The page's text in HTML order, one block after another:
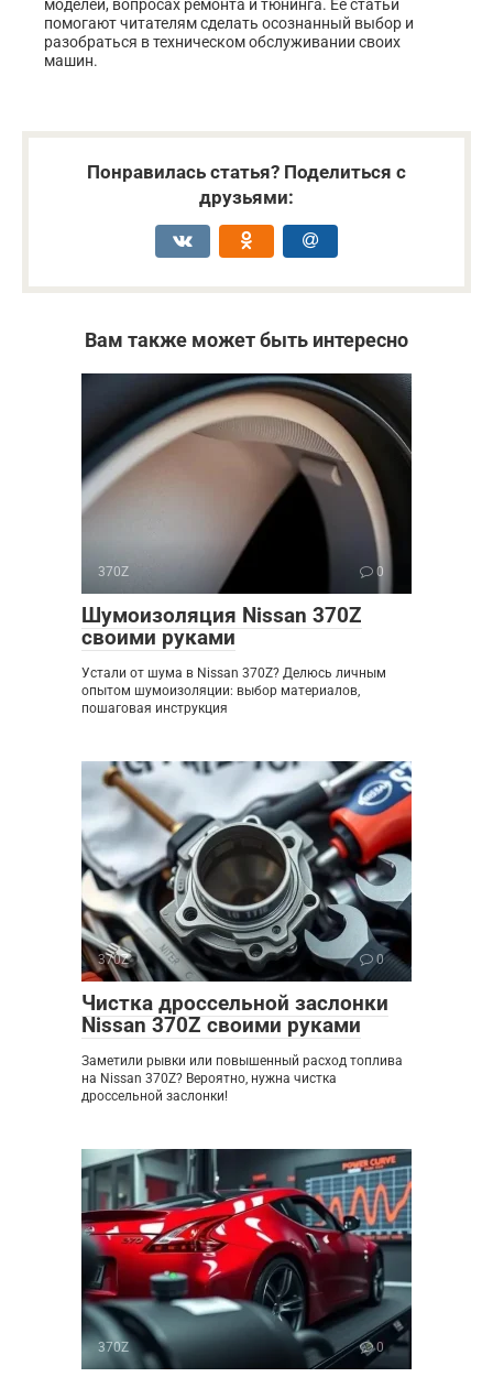
моделей, вопросах ремонта и тюнинга. Её статьи
помогают читателям сделать осознанный выбор и
разобраться в техническом обслуживании своих
машин.
Понравилась статья? Поделиться с
друзьями:
Вам также может быть интересно
370Z 0
Шумоизоляция Nissan 370Z
своими руками
Устали от шума в Nissan 370Z? Делюсь личным
опытом шумоизоляции: выбор материалов,
пошаговая инструкция
370Z 0
Чистка дроссельной заслонки
Nissan 370Z своими руками
Заметили рывки или повышенный расход топлива
на Nissan 370Z? Вероятно, нужна чистка
дроссельной заслонки!
370Z 0